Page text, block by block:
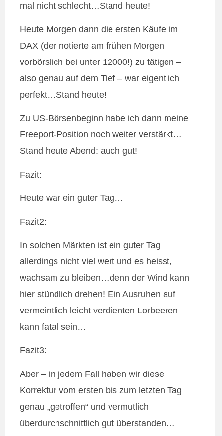
mal nicht schlecht…Stand heute!
Heute Morgen dann die ersten Käufe im
DAX (der notierte am frühen Morgen
vorbörslich bei unter 12000!) zu tätigen –
also genau auf dem Tief – war eigentlich
perfekt…Stand heute!
Zu US-Börsenbeginn habe ich dann meine
Freeport-Position noch weiter verstärkt…
Stand heute Abend: auch gut!
Fazit:
Heute war ein guter Tag…
Fazit2:
In solchen Märkten ist ein guter Tag
allerdings nicht viel wert und es heisst,
wachsam zu bleiben…denn der Wind kann
hier stündlich drehen! Ein Ausruhen auf
vermeintlich leicht verdienten Lorbeeren
kann fatal sein…
Fazit3:
Aber – in jedem Fall haben wir diese
Korrektur vom ersten bis zum letzten Tag
genau „getroffen“ und vermutlich
überdurchschnittlich gut überstanden…